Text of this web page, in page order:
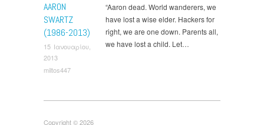
AARON
SWARTZ
(1986-2013)
15 Ιανουαρίου,
2013
miltos447
“Aaron dead. World wanderers, we
have lost a wise elder. Hackers for
right, we are one down. Parents all,
we have lost a child. Let…
Copyright © 2026